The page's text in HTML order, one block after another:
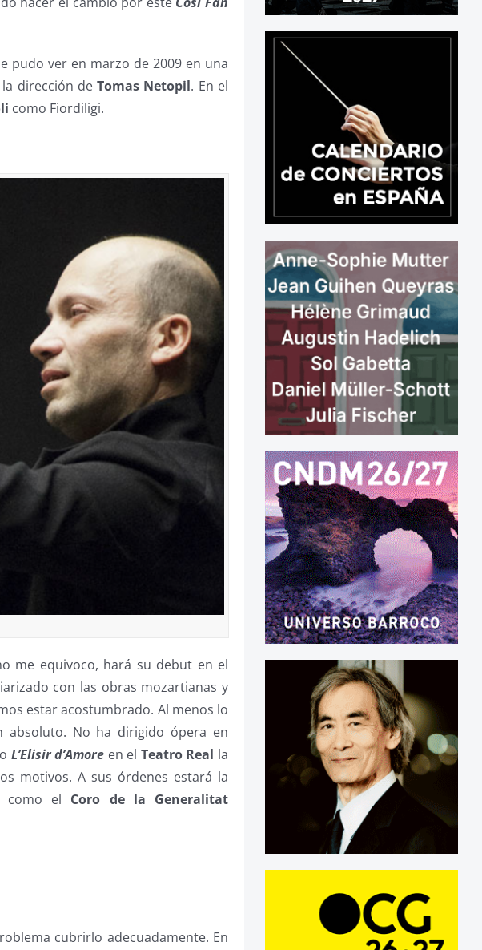
pudo ver en marzo de 2009 en una
dirección deTomas Netopil. En el
como Fiordiligi.
me equivoco, hará su debut en el
con las obras mozartianas y
estar acostumbrado. Al menos lo
No ha dirigido ópera en
L’Elisir d’Amore en el Teatro Real la
motivos. A sus órdenes estará la
como el Coro de la Generalitat
cubrirlo adecuadamente. En